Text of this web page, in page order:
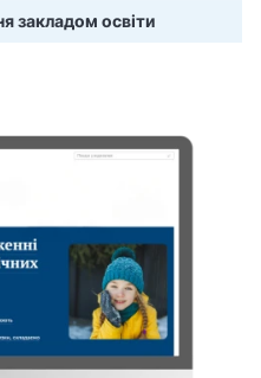
закладом освіти